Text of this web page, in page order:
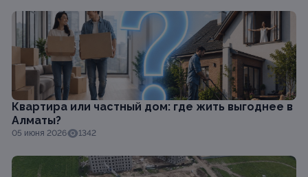
Квартира или частный дом: где жить выгоднее в
Алматы?
05 июня 2026 1342